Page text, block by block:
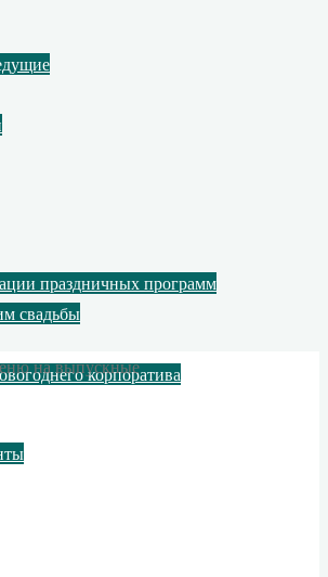
праздничных программ
свадьбы
корпоратива